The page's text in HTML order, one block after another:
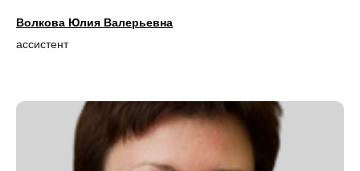
Волкова Юлия Валерьевна
ассистент